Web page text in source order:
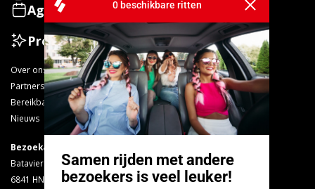
Agenda
Zakelijk
Proef GelreDome
Wallet
Over ons
Partners
Bereikbaarheid
Nieuws
F.A.Q.
Bekerretoursysteem
Vacatures
Bezoekadres
Batavierenweg 25
6841 HN Arnhem
Facebook
Instagram